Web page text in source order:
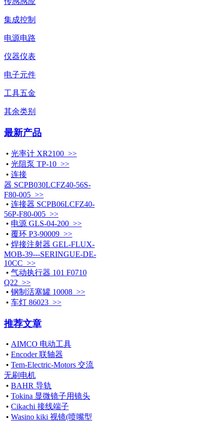
集成控制
电源电路
仪器仪表
电子元件
工具五金
其余类别
最新产品
• 光率计 XR2100 >>
• 光阻泵 TP-10 >>
• 连接
器 SCPB030LCFZ40-56S-
F80-005 >>
• 连接器 SCPB06LCFZ40-
56P-F80-005 >>
• 电源 GLS-04-200 >>
• 覆环 P3-90009 >>
• 焊接注射器 GEL-FLUX-
MOB-39---SERINGUE-DE-
10CC >>
• 气动执行器 101 F0710
Q22 >>
• 钢制活塞罐 10008 >>
• 车灯 86023 >>
推荐文章
• AIMCO 电动工具
• Encoder 联轴器
• Tem-Electric-Motors 交流
无刷电机
• BAHR 导轨
• Tokina 显微镜子用镜头
• Cikachi 接线端子
• Wasino kiki 视镜(喷嘴型